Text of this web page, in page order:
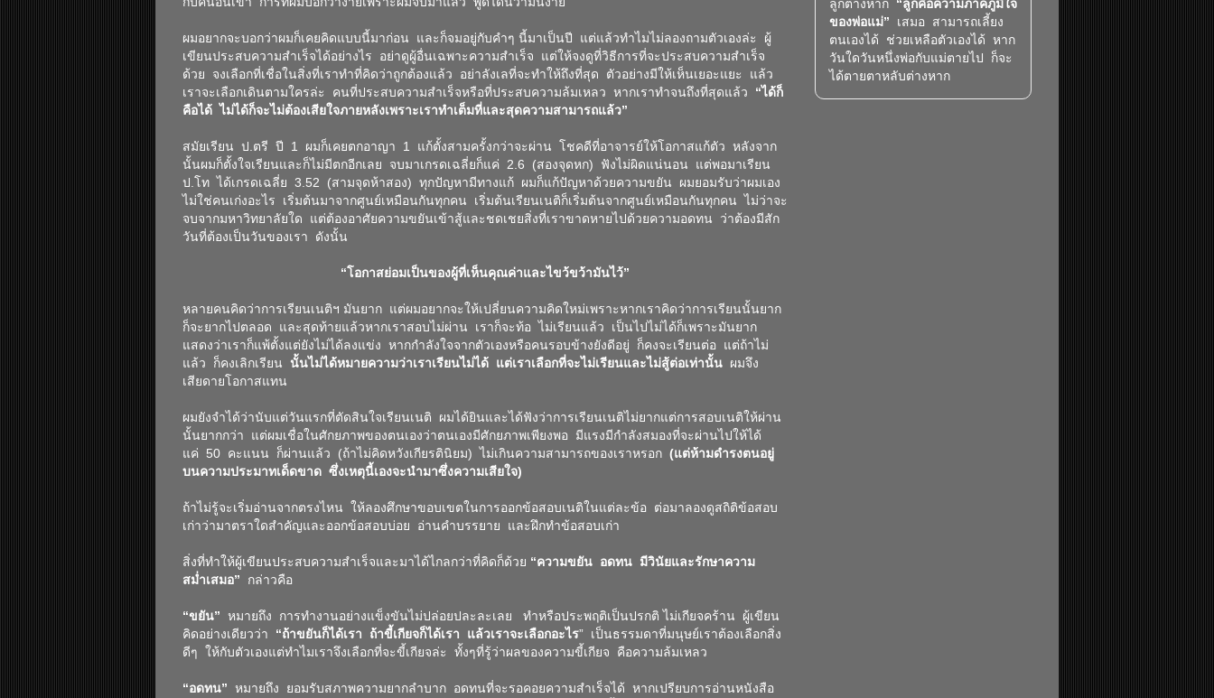
ผมอยากจะบอกว่าผมก็เคยคิดแบบนี้มาก่อน และก็จมอยู่กับคำๆ นี้มาเป็นปี แต่แล้วทำไมไม่ลองถามตัวเองล่ะ ผู้
เขียนประสบความสำเร็จได้อย่างไร อย่าดูผู้อื่นเฉพาะความสำเร็จ แต่ให้จงดูที่วิธีการที่จะประสบความสำเร็จ
ด้วย จงเลือกที่เชื่อในสิ่งที่เราทำที่คิดว่าถูกต้องแล้ว อย่าลังเลที่จะทำให้ถึงที่สุด ตัวอย่างมีให้เห็นเยอะแยะ แล้ว
เราจะเลือกเดินตามใครล่ะ คนที่ประสบความสำเร็จหรือที่ประสบความล้มเหลว หากเราทำจนถึงที่สุดแล้ว “ได้ก็
คือได้ ไม่ได้ก็จะไม่ต้องเสียใจภายหลังเพราะเราทำเต็มที่และสุดความสามารถแล้ว”
สมัยเรียน ป.ตรี ปี 1 ผมก็เคยตกอาญา 1 แก้ตั้งสามครั้งกว่าจะผ่าน โชคดีที่อาจารย์ให้โอกาสแก้ตัว หลังจาก
นั้นผมก็ตั้งใจเรียนและก็ไม่มีตกอีกเลย จบมาเกรดเฉลี่ยก็แค่ 2.6 (สองจุดหก) ฟังไม่ผิดแน่นอน แต่พอมาเรียน
ป.โท ได้เกรดเฉลี่ย 3.52 (สามจุดห้าสอง) ทุกปัญหามีทางแก้ ผมก็แก้ปัญหาด้วยความขยัน ผมยอมรับว่าผมเอง
ไม่ใช่คนเก่งอะไร เริ่มต้นมาจากศูนย์เหมือนกันทุกคน เริ่มต้นเรียนเนติก็เริ่มต้นจากศูนย์เหมือนกันทุกคน ไม่ว่าจะ
จบจากมหาวิทยาลัยใด แต่ต้องอาศัยความขยันเข้าสู้และชดเชยสิ่งที่เราขาดหายไปด้วยความอดทน ว่าต้องมีสัก
วันที่ต้องเป็นวันของเรา ดังนั้น
“โอกาสย่อมเป็นของผู้ที่เห็นคุณค่าและไขว้ขว้ามันไว้”
หลายคนคิดว่าการเรียนเนติฯ มันยาก แต่ผมอยากจะให้เปลี่ยนความคิดใหม่เพราะหากเราคิดว่าการเรียนนั้นยาก
ก็จะยากไปตลอด และสุดท้ายแล้วหากเราสอบไม่ผ่าน เราก็จะท้อ ไม่เรียนแล้ว เป็นไปไม่ได้ก็เพราะมันยาก
แสดงว่าเราก็แพ้ตั้งแต่ยังไม่ได้ลงแข่ง หากกำลังใจจากตัวเองหรือคนรอบข้างยังดีอยู่ ก็คงจะเรียนต่อ แต่ถ้าไม่
แล้ว ก็คงเลิกเรียน นั้นไม่ได้หมายความว่าเราเรียนไม่ได้ แต่เราเลือกที่จะไม่เรียนและไม่สู้ต่อเท่านั้น ผมจึง
เสียดายโอกาสแทน
ผมยังจำได้ว่านับแต่วันแรกที่ตัดสินใจเรียนเนติ ผมได้ยินและได้ฟังว่าการเรียนเนติไม่ยากแต่การสอบเนติให้ผ่าน
นั้นยากกว่า แต่ผมเชื่อในศักยภาพของตนเองว่าตนเองมีศักยภาพเพียงพอ มีแรงมีกำลังสมองที่จะผ่านไปให้ได้
แค่ 50 คะแนน ก็ผ่านแล้ว (ถ้าไม่คิดหวังเกียรตินิยม) ไม่เกินความสามารถของเราหรอก (แต่ห้ามดำรงตนอยู่
บนความประมาทเด็ดขาด ซึ่งเหตุนี้เองจะนำมาซึ่งความเสียใจ)
ถ้าไม่รู้จะเริ่มอ่านจากตรงไหน ให้ลองศึกษาขอบเขตในการออกข้อสอบเนติในแต่ละข้อ ต่อมาลองดูสถิติข้อสอบ
เก่าว่ามาตราใดสำคัญและออกข้อสอบบ่อย อ่านคำบรรยาย และฝึกทำข้อสอบเก่า
สิ่งที่ทำให้ผู้เขียนประสบความสำเร็จและมาได้ไกลกว่าที่คิดก็ด้วย “ความขยัน อดทน มีวินัยและรักษาความ
สม่ำเสมอ”
กล่าวคือ
“ขยัน” หมายถึง การทํางานอย่างแข็งขันไม่ปล่อยปละละเลย ทําหรือประพฤติเป็นปรกติ ไม่เกียจคร้าน ผู้เขียน
คิดอย่างเดียวว่า “ถ้าขยันก็ได้เรา ถ้าขี้เกียจก็ได้เรา แล้วเราจะเลือกอะไร” เป็นธรรมดาที่มนุษย์เราต้องเลือกสิ่ง
ดีๆ ให้กับตัวเองแต่ทำไมเราจึงเลือกที่จะขี้เกียจล่ะ ทั้งๆที่รู้ว่าผลของความขี้เกียจ คือความล้มเหลว
“อดทน” หมายถึง ยอมรับสภาพความยากลำบาก อดทนที่จะรอคอยความสำเร็จได้ หากเปรียบการอ่านหนังสือ
ลูกต่างหาก “ลูกคือความภาคภูมิใจ
ของพ่อแม่” เสมอ สามารถเลี้ยง
ตนเองได้ ช่วยเหลือตัวเองได้ หาก
วันใดวันหนึ่งพ่อกับแม่ตายไป ก็จะ
ได้ตายตาหลับต่างหาก